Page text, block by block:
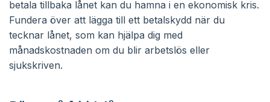
betala tillbaka lånet kan du hamna i en ekonomisk kris.
Fundera över att lägga till ett betalskydd när du
tecknar lånet, som kan hjälpa dig med
månadskostnaden om du blir arbetslös eller
sjukskriven.